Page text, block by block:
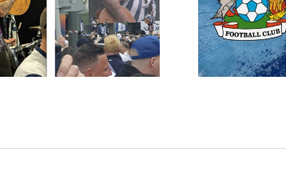
Coventry & Palace
öppnar måndag